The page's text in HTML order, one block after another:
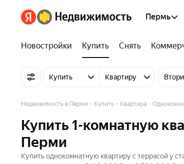
Пермь
Новостройки Купить Снять
Купить Квартиру
Недвижимость в Перми Купить Квартира
Купить 1-комнатную
Перми
Купить однокомнатную квартиру с террасой у